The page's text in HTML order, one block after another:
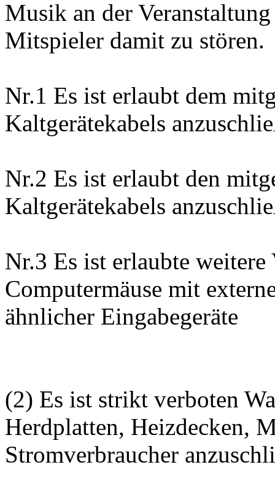
Musik an der
Mitspieler damit zu stören.
Nr.1 Es ist erlaubt dem
Kaltgerätekabels
Nr.2 Es ist erlaubt den
Kaltgerätekabels
Nr.3 Es ist erlaubte
Computermäuse mit
ähnlicher Eingabegeräte
(2) Es ist strikt verboten
Herdplatten, Heizdecken,
Stromverbraucher